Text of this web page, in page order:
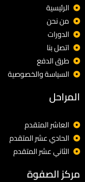
الرئيسية
من نحن
الدورات
اتصل بنا
طرق الدفع
السياسة والخصوصية
المراحل
العاشر المتقدم
الحادي عشر المتقدم
الثاني عشر المتقدم
مركز الصفوة